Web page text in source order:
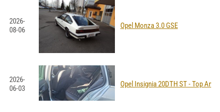
2026-
08-06
Opel Monza 3.0 GSE
2026-
06-03
Opel Insignia 20DTH ST - Top